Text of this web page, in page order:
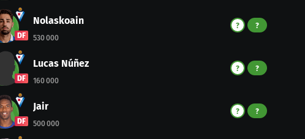
DF
Nolaskoain
530 000
? ?
DF
Lucas Núñez
160 000
? ?
DF
Jair
500 000
? ?